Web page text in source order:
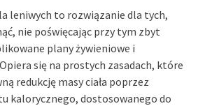
leniwych to rozwiązanie dla tych,
nie poświęcając przy tym zbyt
plany żywieniowe i
się na prostych zasadach, które
redukcję masy ciała poprzez
kalorycznego, dostosowanego do